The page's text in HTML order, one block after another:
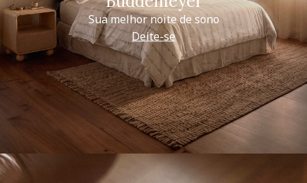
Sua melhor noite de sono
Deite-se